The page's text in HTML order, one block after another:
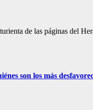
de las páginas del
son los más